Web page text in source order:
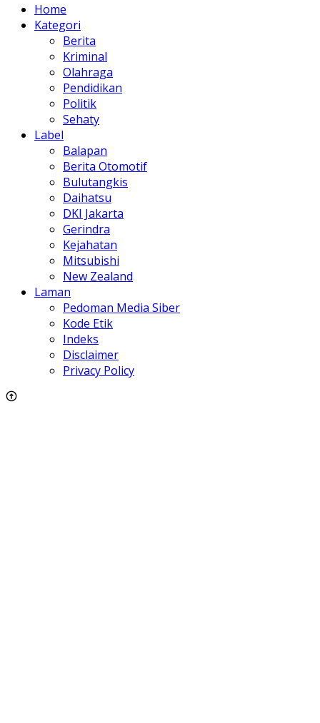
Home
Kategori
Berita
Kriminal
Olahraga
Pendidikan
Politik
Sehaty
Label
Balapan
Berita Otomotif
Bulutangkis
Daihatsu
DKI Jakarta
Gerindra
Kejahatan
Mitsubishi
New Zealand
Laman
Pedoman Media Siber
Kode Etik
Indeks
Disclaimer
Privacy Policy